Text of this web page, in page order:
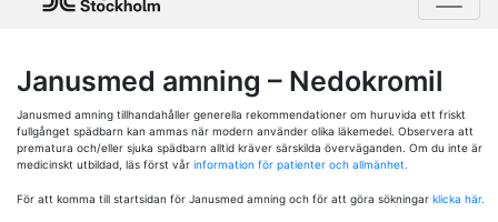
Janusmed amning – Nedokromil
Janusmed amning tillhandahåller generella rekommendationer om huruvida ett friskt
fullgånget spädbarn kan ammas när modern använder olika läkemedel. Observera att
prematura och/eller sjuka spädbarn alltid kräver särskilda överväganden. Om du inte är
medicinskt utbildad, läs först vår information för patienter och allmänhet.
För att komma till startsidan för Janusmed amning och för att göra sökningar klicka här.